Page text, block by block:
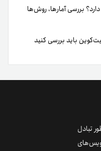
بررسی آمارها، روش‌ها
تبادل